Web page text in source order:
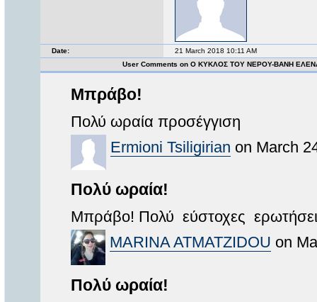
Date:
21 March 2018 10:11 AM
User Comments on Ο ΚΥΚΛΟΣ ΤΟΥ ΝΕΡΟΥ-ΒΑΝΗ
Μπράβο!
Πολύ ωραία προσέγγιση
Ermioni Tsiligirian on March
Πολύ ωραία!
Μπράβο! Πολύ εύστοχες
MARINA ATMATZIDOU on
Πολύ ωραία!